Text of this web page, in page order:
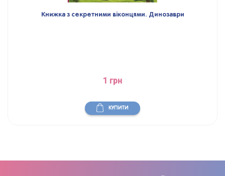
Книжка з секретними віконцями. Динозаври
1 грн
КУПИТИ